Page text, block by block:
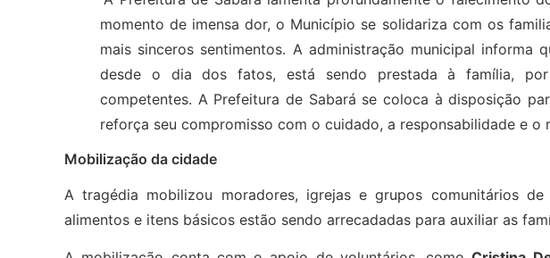
momento de imensa dor, o Município se solidariza com os
mais sinceros sentimentos. A administração municipal informa
desde o dia dos fatos, está sendo prestada à família,
competentes. A Prefeitura de Sabará se coloca à disposição
reforça seu compromisso com o cuidado, a responsabilidade e o
Mobilização da cidade
A tragédia mobilizou moradores, igrejas e grupos comunitários de
alimentos e itens básicos estão sendo arrecadadas para auxiliar as